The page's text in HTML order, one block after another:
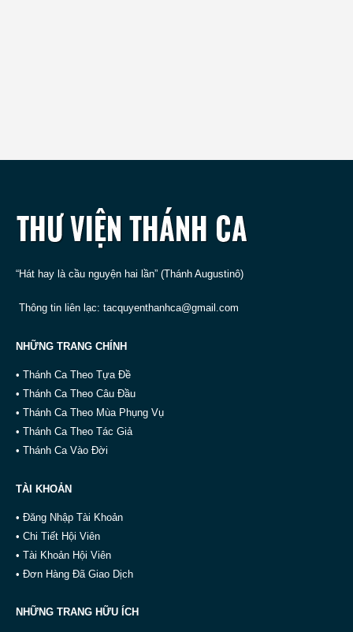
“Hát hay là cầu nguyện hai lần” (Thánh Augustinô)
Thông tin liên lạc: tacquyenthanhca@gmail.com
NHỮNG TRANG CHÍNH
• Thánh Ca Theo Tựa Đề
• Thánh Ca Theo Câu Đầu
• Thánh Ca Theo Mùa Phụng Vụ
• Thánh Ca Theo Tác Giả
• Thánh Ca Vào Đời
TÀI KHOẢN
• Đăng Nhập Tài Khoản
• Chi Tiết Hội Viên
• Tài Khoản Hội Viên
• Đơn Hàng Đã Giao Dịch
NHỮNG TRANG HỮU ÍCH